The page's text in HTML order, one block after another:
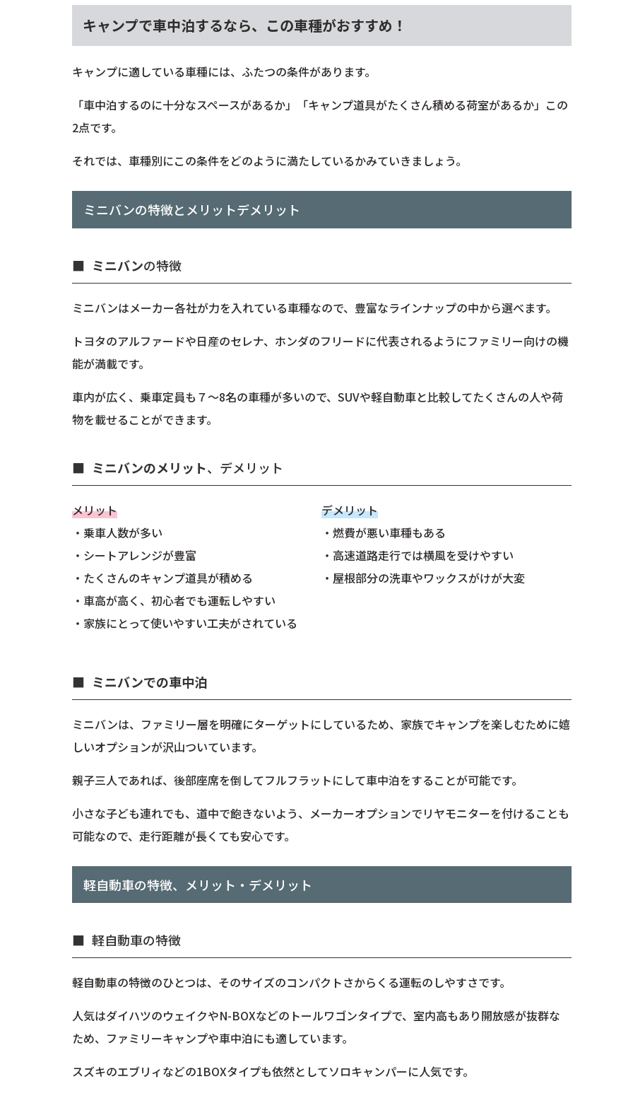
キャンプで車中泊するなら、この車種がおすすめ！
キャンプに適している車種には、ふたつの条件があります。
「車中泊するのに十分なスペースがあるか」「キャンプ道具がたくさん積める荷室があるか」この
2点です。
それでは、車種別にこの条件をどのように満たしているかみていきましょう。
ミニバンの特徴とメリットデメリット
ミニバンの特徴
ミニバンはメーカー各社が力を入れている車種なので、豊富なラインナップの中から選べます。
トヨタのアルファードや日産のセレナ、ホンダのフリードに代表されるようにファミリー向けの機
能が満載です。
車内が広く、乗車定員も７～8名の車種が多いので、SUVや軽自動車と比較してたくさんの人や荷
物を載せることができます。
ミニバンのメリット、デメリット
メリット
・乗車人数が多い
・シートアレンジが豊富
・たくさんのキャンプ道具が積める
・車高が高く、初心者でも運転しやすい
・家族にとって使いやすい工夫がされている
デメリット
・燃費が悪い車種もある
・高速道路走行では横風を受けやすい
・屋根部分の洗車やワックスがけが大変
ミニバンでの車中泊
ミニバンは、ファミリー層を明確にターゲットにしているため、家族でキャンプを楽しむために嬉
しいオプションが沢山ついています。
親子三人であれば、後部座席を倒してフルフラットにして車中泊をすることが可能です。
小さな子ども連れでも、道中で飽きないよう、メーカーオプションでリヤモニターを付けることも
可能なので、走行距離が長くても安心です。
軽自動車の特徴、メリット・デメリット
軽自動車の特徴
軽自動車の特徴のひとつは、そのサイズのコンパクトさからくる運転のしやすさです。
人気はダイハツのウェイクやN-BOXなどのトールワゴンタイプで、室内高もあり開放感が抜群な
ため、ファミリーキャンプや車中泊にも適しています。
スズキのエブリィなどの1BOXタイプも依然としてソロキャンパーに人気です。